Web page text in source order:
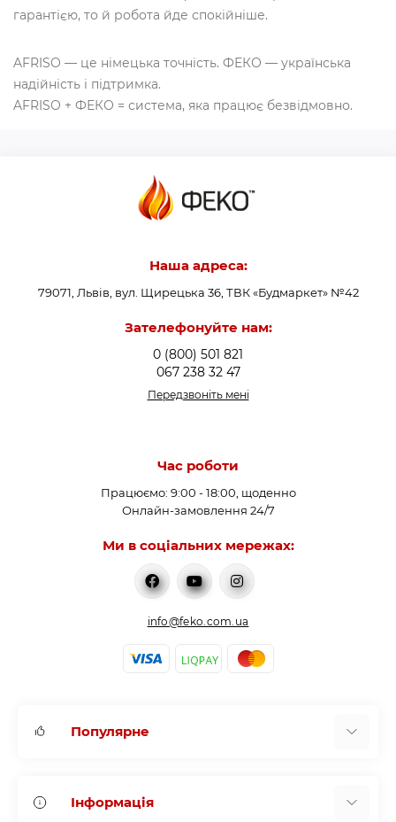
гарантією, то й робота йде спокійніше.
AFRISO — це німецька точність. ФЕКО — українська
надійність і підтримка.
AFRISO + ФЕКО = система, яка працює безвідмовно.
Наша адреса:
79071, Львів, вул. Щирецька 36, ТВК «Будмаркет» №42
Зателефонуйте нам:
0 (800) 501 821
067 238 32 47
Передзвоніть мені
Час роботи
Працюємо: 9:00 - 18:00, щоденно
Онлайн-замовлення 24/7
Ми в соціальних мережах:
info@feko.com.ua
Популярне
Буферні (акумуюючі) ємності
Інформація